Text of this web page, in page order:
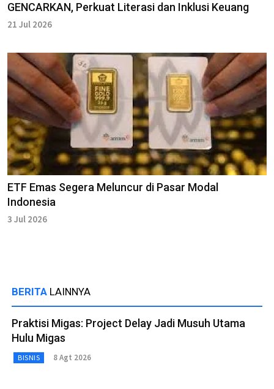
GENCARKAN, Perkuat Literasi dan Inklusi Keuang
21 Jul 2026
ETF Emas Segera Meluncur di Pasar Modal
Indonesia
3 Jul 2026
BERITA LAINNYA
Praktisi Migas: Project Delay Jadi Musuh Utama
Hulu Migas
BISNIS 8 Agt 2026